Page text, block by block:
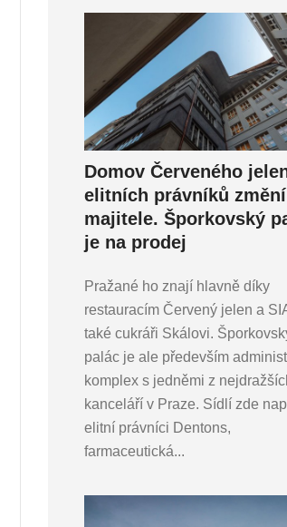
Domov Červeného
elitních právníků změní
majitele. Šporkovský
je na prodej
Pražané ho znají hlavně díky
restauracím Červený jelen a
také cukráři Skálovi.
palác je ale především
komplex s jedněmi z
kanceláří v Praze. Sídlí zde
elitní právníci Dentons,
farmaceutická...